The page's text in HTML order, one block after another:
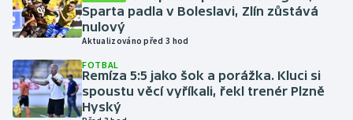
Judo
Krasobruslení
Lezení
Sparta padla v Boleslavi, Zlín zůstává
nulový
Aktualizováno před 3 hod
FOTBAL
Remíza 5:5 jako šok a porážka. Kluci si
spoustu věcí vyříkali, řekl trenér Plzně
Hyský